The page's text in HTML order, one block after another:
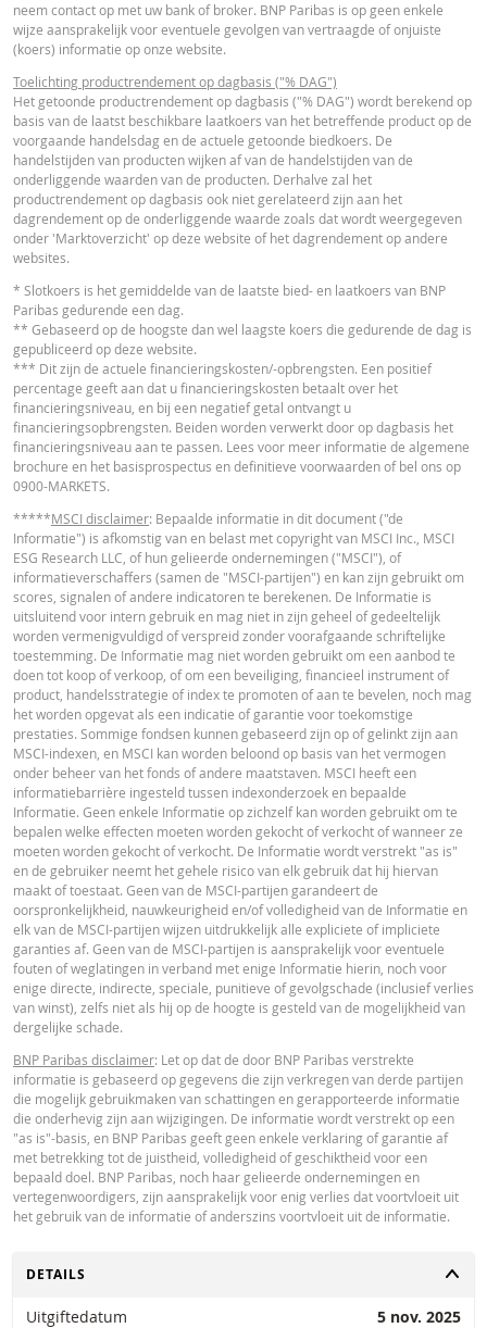
FINANCIEEL OVERZICHT
Financial Information URL
Cost Report
RECENTE KOERSINFORMATIE
Latest Product Quotes
neem contact op met uw bank of broker. BNP Paribas is op geen enkele
wijze aansprakelijk voor eventuele gevolgen van vertraagde of onjuiste
(koers) informatie op onze website.
Toelichting productrendement op dagbasis ("% DAG")
Het getoonde productrendement op dagbasis ("% DAG") wordt berekend op
basis van de laatst beschikbare laatkoers van het betreffende product op de
voorgaande handelsdag en de actuele getoonde biedkoers. De
handelstijden van producten wijken af van de handelstijden van de
onderliggende waarden van de producten. Derhalve zal het
productrendement op dagbasis ook niet gerelateerd zijn aan het
dagrendement op de onderliggende waarde zoals dat wordt weergegeven
onder 'Marktoverzicht' op deze website of het dagrendement op andere
websites.
* Slotkoers is het gemiddelde van de laatste bied- en laatkoers van BNP
Paribas gedurende een dag.
** Gebaseerd op de hoogste dan wel laagste koers die gedurende de dag is
gepubliceerd op deze website.
*** Dit zijn de actuele financieringskosten/-opbrengsten. Een positief
percentage geeft aan dat u financieringskosten betaalt over het
financieringsniveau, en bij een negatief getal ontvangt u
financieringsopbrengsten. Beiden worden verwerkt door op dagbasis het
financieringsniveau aan te passen. Lees voor meer informatie de algemene
brochure en het basisprospectus en definitieve voorwaarden of bel ons op
0900-MARKETS.
*****MSCI disclaimer: Bepaalde informatie in dit document ("de
Informatie") is afkomstig van en belast met copyright van MSCI Inc., MSCI
ESG Research LLC, of hun gelieerde ondernemingen ("MSCI"), of
informatieverschaffers (samen de "MSCI-partijen") en kan zijn gebruikt om
scores, signalen of andere indicatoren te berekenen. De Informatie is
uitsluitend voor intern gebruik en mag niet in zijn geheel of gedeeltelijk
worden vermenigvuldigd of verspreid zonder voorafgaande schriftelijke
toestemming. De Informatie mag niet worden gebruikt om een aanbod te
doen tot koop of verkoop, of om een beveiliging, financieel instrument of
product, handelsstrategie of index te promoten of aan te bevelen, noch mag
het worden opgevat als een indicatie of garantie voor toekomstige
prestaties. Sommige fondsen kunnen gebaseerd zijn op of gelinkt zijn aan
MSCI-indexen, en MSCI kan worden beloond op basis van het vermogen
onder beheer van het fonds of andere maatstaven. MSCI heeft een
informatiebarrière ingesteld tussen indexonderzoek en bepaalde
Informatie. Geen enkele Informatie op zichzelf kan worden gebruikt om te
bepalen welke effecten moeten worden gekocht of verkocht of wanneer ze
moeten worden gekocht of verkocht. De Informatie wordt verstrekt "as is"
en de gebruiker neemt het gehele risico van elk gebruik dat hij hiervan
maakt of toestaat. Geen van de MSCI-partijen garandeert de
oorspronkelijkheid, nauwkeurigheid en/of volledigheid van de Informatie en
elk van de MSCI-partijen wijzen uitdrukkelijk alle expliciete of impliciete
garanties af. Geen van de MSCI-partijen is aansprakelijk voor eventuele
fouten of weglatingen in verband met enige Informatie hierin, noch voor
enige directe, indirecte, speciale, punitieve of gevolgschade (inclusief verlies
van winst), zelfs niet als hij op de hoogte is gesteld van de mogelijkheid van
dergelijke schade.
BNP Paribas disclaimer: Let op dat de door BNP Paribas verstrekte
informatie is gebaseerd op gegevens die zijn verkregen van derde partijen
die mogelijk gebruikmaken van schattingen en gerapporteerde informatie
die onderhevig zijn aan wijzigingen. De informatie wordt verstrekt op een
"as is"-basis, en BNP Paribas geeft geen enkele verklaring of garantie af
met betrekking tot de juistheid, volledigheid of geschiktheid voor een
bepaald doel. BNP Paribas, noch haar gelieerde ondernemingen en
vertegenwoordigers, zijn aansprakelijk voor enig verlies dat voortvloeit uit
het gebruik van de informatie of anderszins voortvloeit uit de informatie.
TOGGLE
DETAILS
Uitgiftedatum
5 nov. 2025